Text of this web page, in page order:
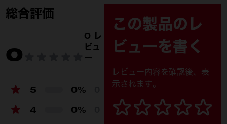
総合評価
0
0 レ
ビュ
ー
5 0%
4 0%
この製品のレ
ビューを書く
レビュー内容を確認後、表
示されます。